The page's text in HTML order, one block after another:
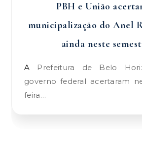
PBH e União
municipalização do Anel
ainda neste
A Prefeitura de Belo Horizonte e o
governo federal acertaram
feira…